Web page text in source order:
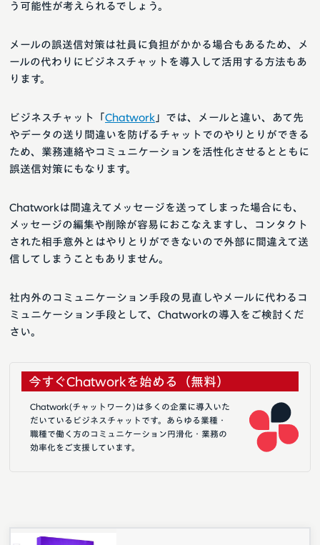
う可能性が考えられるでしょう。
メールの誤送信対策は社員に負担がかかる場合もあるため、メ
ールの代わりにビジネスチャットを導入して活用する方法もあ
ります。
ビジネスチャット「 Chatwork 」では、メールと違い、あて先
やデータの送り間違いを防げるチャットでのやりとりができる
ため、業務連絡やコミュニケーションを活性化させるとともに
誤送信対策にもなります。
Chatworkは間違えてメッセージを送ってしまった場合にも、
メッセージの編集や削除が容易におこなえますし、コンタクト
された相手意外とはやりとりができないので外部に間違えて送
信してしまうこともありません。
社内外のコミュニケーション手段の見直しやメールに代わるコ
ミュニケーション手段として、Chatworkの導入をご検討くだ
さい。
今すぐChatworkを始める（無料）
Chatwork(チャットワーク)は多くの企業に導入いた
だいているビジネスチャットです。あらゆる業種・
職種で働く方のコミュニケーション円滑化・業務の
効率化をご支援しています。